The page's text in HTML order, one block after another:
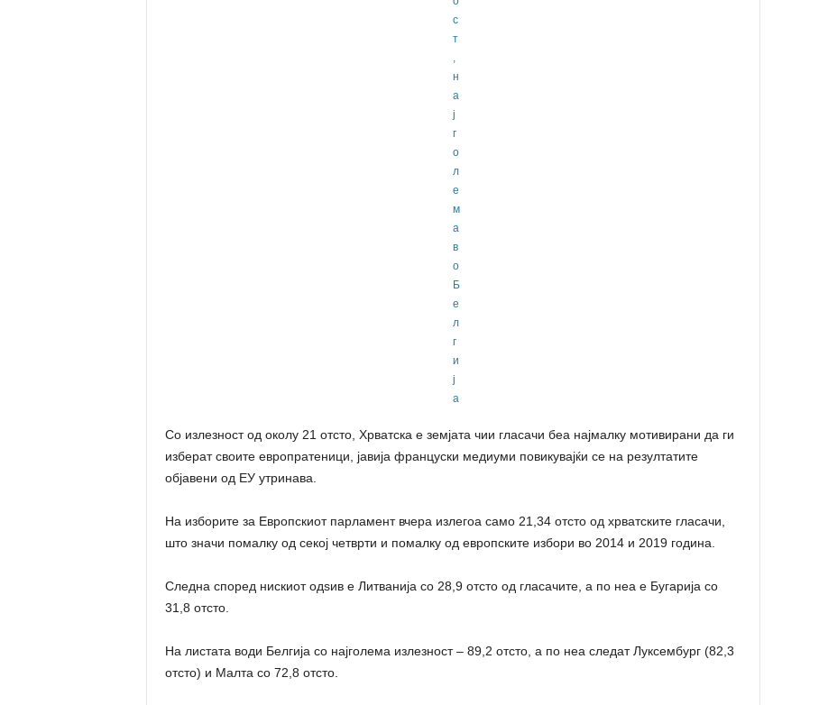
Со излезност од околу 21 отсто, Хрватска е земјата чии гласачи беа најмалку мотивирани да ги
изберат своите европратеници, јавија француски медиуми повикувајќи се на резултатите
објавени од ЕУ утринава.
На изборите за Европскиот парламент вчера излегоа само 21,34 отсто од хрватските гласачи,
што значи помалку од секој четврти и помалку од европските избори во 2014 и 2019 година.
Следна според нискиот одѕив е Литванија со 28,9 отсто од гласачите, а по неа е Бугарија со
31,8 отсто.
На листата води Белгија со најголема излезност – 89,2 отсто, а по неа следат Луксембург (82,3
отсто) и Малта со 72,8 отсто.